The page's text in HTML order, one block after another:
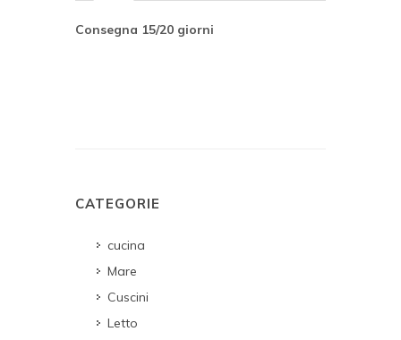
Consegna 15/20 giorni
CATEGORIE
cucina
Mare
Cuscini
Letto